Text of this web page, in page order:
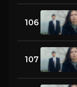
106
107